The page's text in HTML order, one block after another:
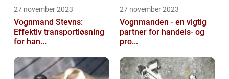
27 november 2023
Vognmand Stevns:
Effektiv transportløsning
for han...
27 november 2023
Vognmanden - en vigtig
partner for handels- og
pro...